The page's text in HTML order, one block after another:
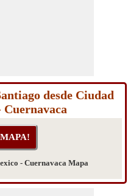
desde Ciudad
Cuernavaca
- Cuernavaca Mapa